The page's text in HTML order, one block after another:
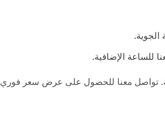
للساعة الإضافية.
تواصل معنا للحصول على عرض سعر فوري